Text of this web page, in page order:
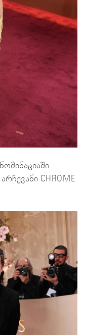
CHROME